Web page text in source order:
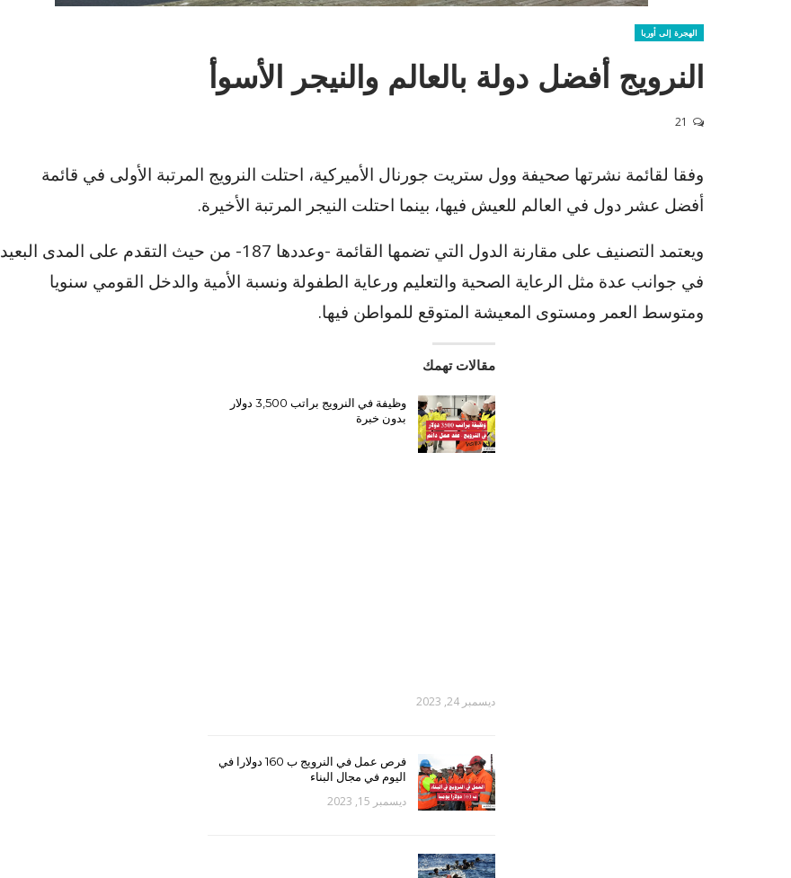
الهجرة إلى أوربا
النرويج أفضل دولة بالعالم والنيجر الأسوأ
وفقا لقائمة نشرتها صحيفة وول ستريت جورنال الأميركية، احتلت النرويج المرتبة الأولى في قائمة
أفضل عشر دول في العالم للعيش فيها، بينما احتلت النيجر المرتبة الأخيرة.
ويعتمد التصنيف على مقارنة الدول التي تضمها القائمة -وعددها 187- من حيث التقدم على المدى البعيد
في جوانب عدة مثل الرعاية الصحية والتعليم ورعاية الطفولة ونسبة الأمية والدخل القومي سنويا
ومتوسط العمر ومستوى المعيشة المتوقع للمواطن فيها.
مقالات تهمك
وظيفة في النرويج براتب 3,500 دولار
بدون خبرة
ديسمبر 24, 2023
فرص عمل في النرويج ب 160 دولارا في
اليوم في مجال البناء
ديسمبر 15, 2023